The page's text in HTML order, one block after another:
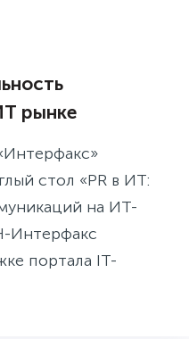
рынке
стол «PR в ИТ:
на ИТ-
Интерфакс
портала IT-